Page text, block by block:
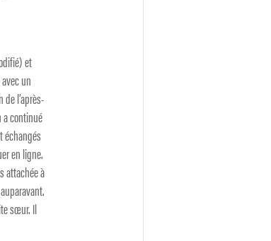
et
un
l’après-
continué
échangés
en ligne.
attachée à
sœur. Il